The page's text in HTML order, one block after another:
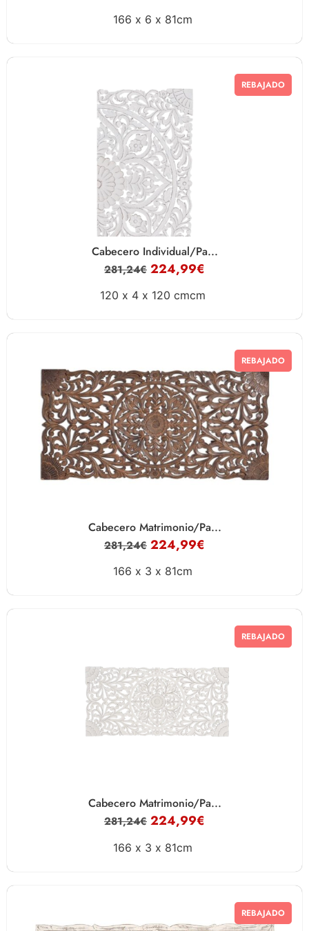
166 x 6 x 81cm
REBAJADO
Cabecero Individual/Pa...
281,24€ 224,99€
120 x 4 x 120 cmcm
REBAJADO
Cabecero Matrimonio/Pa...
281,24€ 224,99€
166 x 3 x 81cm
REBAJADO
Cabecero Matrimonio/Pa...
281,24€ 224,99€
166 x 3 x 81cm
REBAJADO